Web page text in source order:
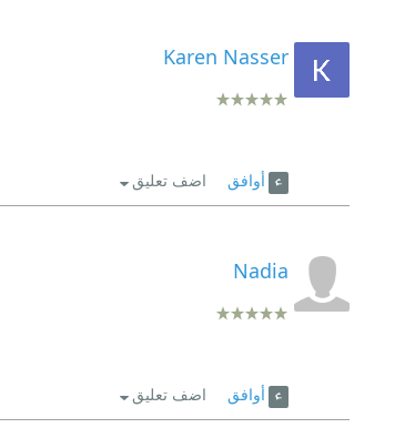
Karen Nasser
أوافق اضف تعليق
Nadia
أوافق اضف تعليق